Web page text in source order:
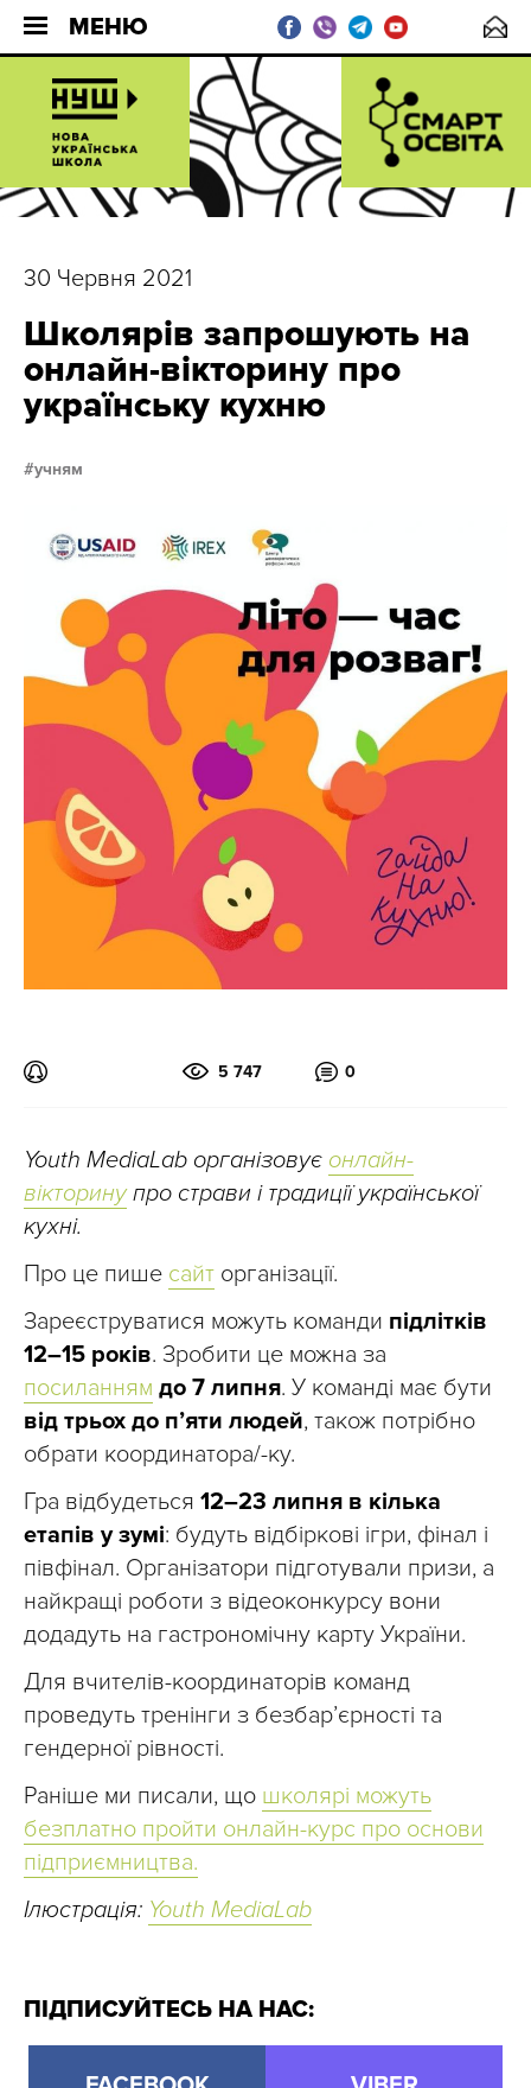
МЕНЮ
30 Червня 2021
Школярів запрошують на
онлайн-вікторину про
українську кухню
учням
5 747 0
Youth MediaLab організовує онлайн-
вікторинупро страви і традиції української
кухні.
Про це пише сайт організації.
Зареєструватися можуть команди підлітків
12–15 років. Зробити це можна за
посиланням до 7 липня. У команді має бути
від трьох до п’яти людей, також потрібно
обрати координатора/-ку.
Гра відбудеться 12–23 липня в кілька
етапів у зумі: будуть відбіркові ігри, фінал і
півфінал. Організатори підготували призи, а
найкращі роботи з відеоконкурсу вони
додадуть на гастрономічну карту України.
Для вчителів-координаторів команд
проведуть тренінги з безбар’єрності та
гендерної рівності.
Раніше ми писали, що школярі можуть
безплатно пройти онлайн-курс про основи
підприємництва.
Ілюстрація: Youth MediaLab
ПІДПИСУЙТЕСЬ НА НАС: